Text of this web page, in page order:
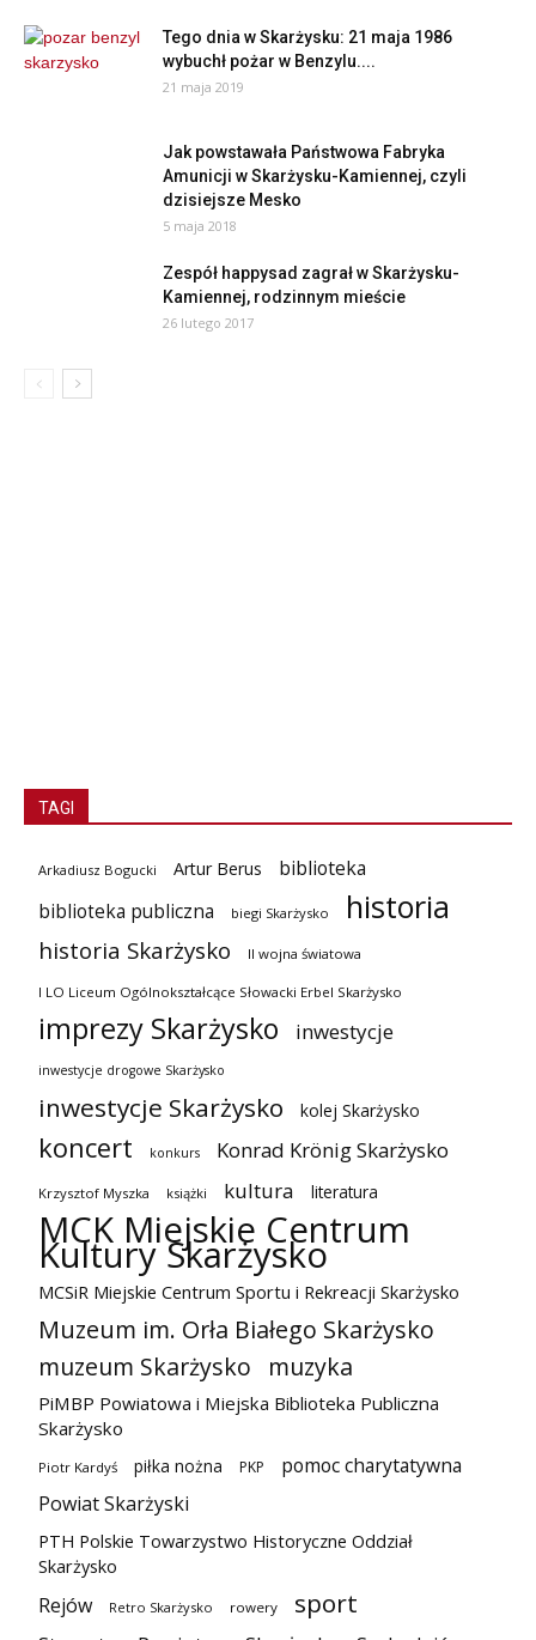
Tego dnia w Skarżysku: 21 maja 1986
wybuchł pożar w Benzylu....
21 maja 2019
Jak powstawała Państwowa Fabryka
Amunicji w Skarżysku-Kamiennej, czyli
dzisiejsze Mesko
5 maja 2018
Zespół happysad zagrał w Skarżysku-
Kamiennej, rodzinnym mieście
26 lutego 2017
TAGI
Arkadiusz Bogucki Artur Berus
biblioteka
biblioteka publiczna
biegi Skarżysko historia
historia Skarżysko II wojna światowa
I LO Liceum Ogólnokształcące Słowacki Erbel Skarżysko
imprezy Skarżysko inwestycje
inwestycje drogowe Skarżysko
inwestycje Skarżysko kolej Skarżysko
koncert konkurs Konrad Krönig Skarżysko
Krzysztof Myszka książki kultura literatura
MCK Miejskie Centrum
Kultury Skarżysko
MCSiR Miejskie Centrum Sportu i Rekreacji Skarżysko
Muzeum im. Orła Białego Skarżysko
muzeum Skarżysko
muzyka
PiMBP Powiatowa i Miejska Biblioteka Publiczna
Skarżysko
Piotr Kardyś piłka nożna PKP
pomoc charytatywna
Powiat Skarżyski
PTH Polskie Towarzystwo Historyczne Oddział
Skarżysko
Rejów Retro Skarżysko rowery sport